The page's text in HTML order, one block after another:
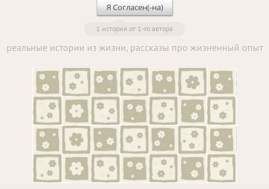
Я Согласен(-на)
1 история от 1-го автора
реальные истории из жизни, рассказы про жизненный опыт